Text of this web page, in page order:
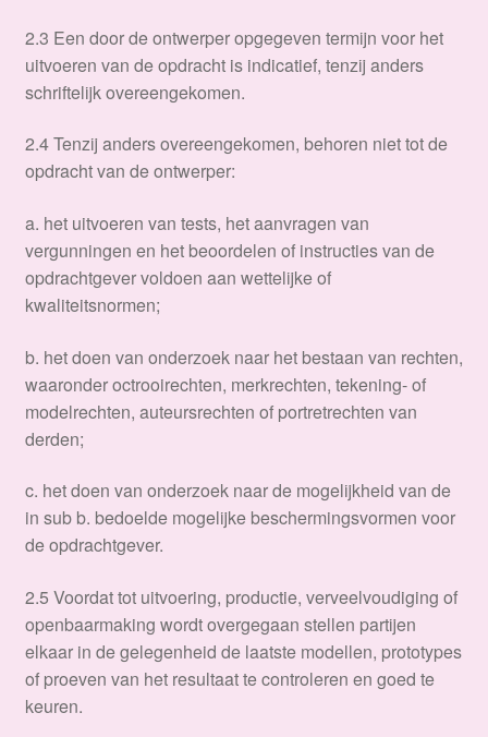
2.3 Een door de ontwerper opgegeven termijn voor het
uitvoeren van de opdracht is indicatief, tenzij anders
schriftelijk overeengekomen.
2.4 Tenzij anders overeengekomen, behoren niet tot de
opdracht van de ontwerper:
a. het uitvoeren van tests, het aanvragen van
vergunningen en het beoordelen of instructies van de
opdrachtgever voldoen aan wettelijke of
kwaliteitsnormen;
b. het doen van onderzoek naar het bestaan van rechten,
waaronder octrooirechten, merkrechten, tekening- of
modelrechten, auteursrechten of portretrechten van
derden;
c. het doen van onderzoek naar de mogelijkheid van de
in sub b. bedoelde mogelijke beschermingsvormen voor
de opdrachtgever.
2.5 Voordat tot uitvoering, productie, verveelvoudiging of
openbaarmaking wordt overgegaan stellen partijen
elkaar in de gelegenheid de laatste modellen, prototypes
of proeven van het resultaat te controleren en goed te
keuren.